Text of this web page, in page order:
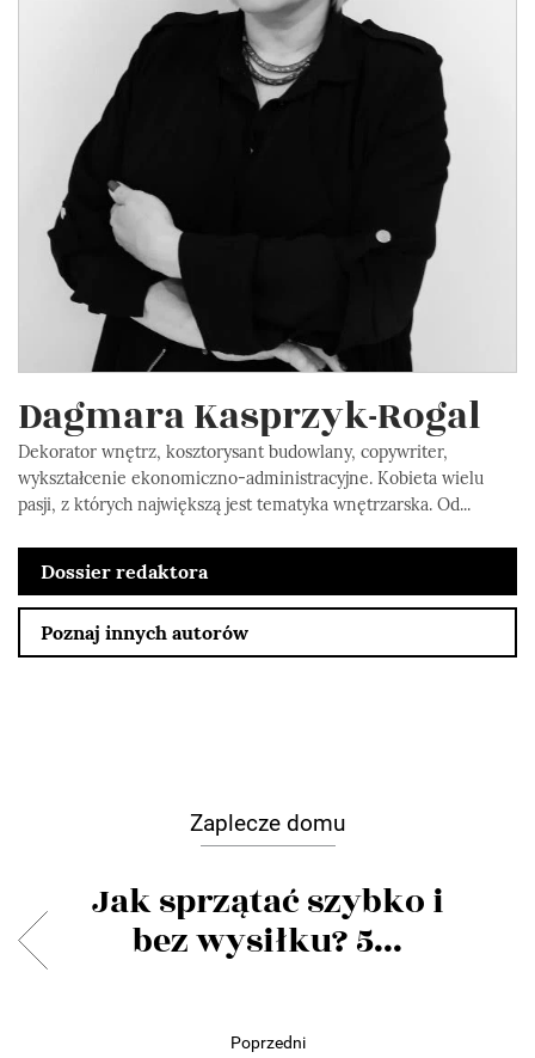
Dagmara Kasprzyk-Rogal
Dekorator wnętrz, kosztorysant budowlany, copywriter,
wykształcenie ekonomiczno-administracyjne. Kobieta wielu
pasji, z których największą jest tematyka wnętrzarska. Od...
Dossier redaktora
Poznaj innych autorów
Zaplecze domu
Jak sprzątać szybko i
bez wysiłku? 5...
Poprzedni